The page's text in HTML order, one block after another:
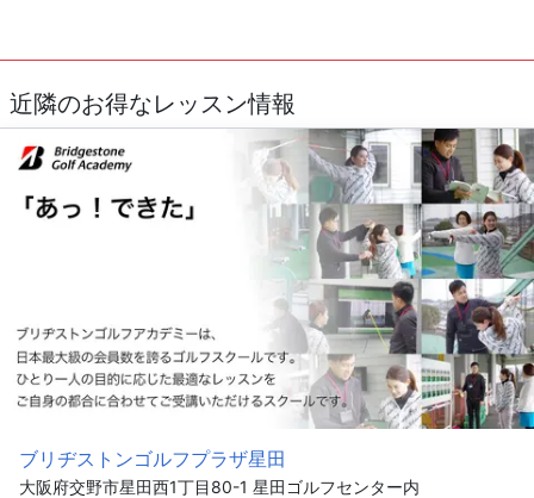
近隣のお得なレッスン情報
ブリヂストンゴルフプラザ星田
大阪府交野市星田西1丁目80-1 星田ゴルフセンター内